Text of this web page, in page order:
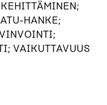
HANKE;
VAIKUTTAVUUS